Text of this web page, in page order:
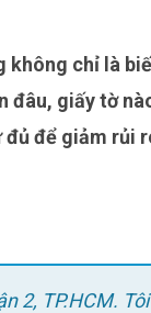
đâu, giấy tờ
để giảm rủi
2, TP.HCM.